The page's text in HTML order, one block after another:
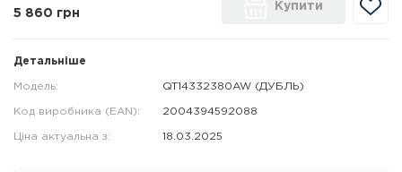
5 860 грн
Купити
Детальніше
Модель: QT14332380AW (ДУБЛЬ)
Код виробника (EAN): 2004394592088
Ціна актуальна з: 18.03.2025